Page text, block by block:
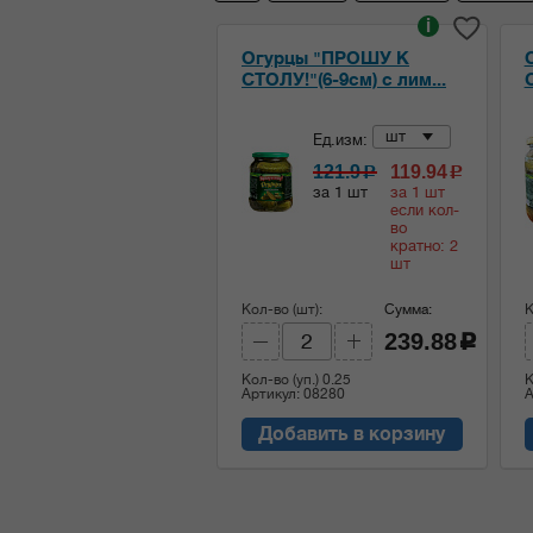
Огурцы "ПРОШУ К
СТОЛУ!"(6-9см) с лим...
i
Ед.изм: шт
121.9c
за 1 шт
119.94c
за 1 шт
если кол-
во
кратно: 2
шт
Кол-во (шт):
Кол-во (уп.) 0.25
Артикул: 08280
Сумма:
239.88 c
Добавить в корзину